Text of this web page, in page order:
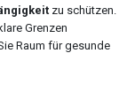
zu schützen.
Grenzen
Raum für gesunde